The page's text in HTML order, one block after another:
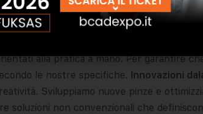
piegatura affidabile, ma anche un
ci permettono di soddisfare le nostre
di produzione e alla fine dell'intero
alla pratica a mano. Per garantire
le nostre specifiche. Innovazioni
Sviluppiamo nuove pinze e
non convenzionali che